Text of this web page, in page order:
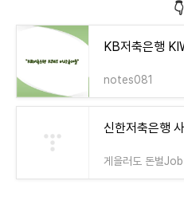
👇
notes081
게을러도 돈벌Job